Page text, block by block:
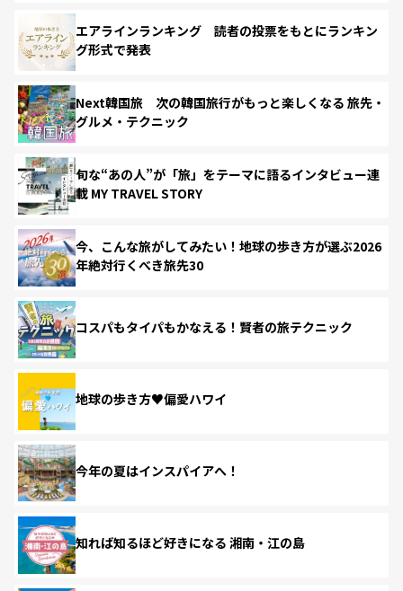
エアラインランキング 読者の投票をもとにランキン
グ形式で発表
Next韓国旅 次の韓国旅行がもっと楽しくなる 旅先・
グルメ・テクニック
旬な“あの人”が「旅」をテーマに語るインタビュー連
載 MY TRAVEL STORY
今、こんな旅がしてみたい！地球の歩き方が選ぶ2026
年絶対行くべき旅先30
コスパもタイパもかなえる！賢者の旅テクニック
地球の歩き方♥偏愛ハワイ
今年の夏はインスパイアへ！
知れば知るほど好きになる 湘南・江の島